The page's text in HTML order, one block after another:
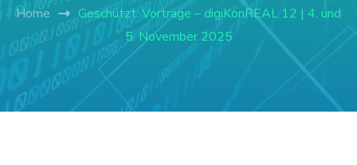
Home
Geschützt: Vorträge – digiKonREAL 12 | 4. und
5. November 2025